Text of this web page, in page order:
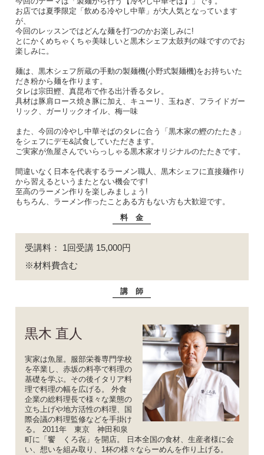
お店では夏季限定「飲める冷やし中華」が大人気となっています
が、
今回のレッスンではどんな麺を打つのかお楽しみに!
とにかくめちゃくちゃ美味しいと黒木シェフ太鼓判の味ですのでお
楽しみに。
麺は、黒木シェフ所蔵の手動の製麺機(小野式製麺機)をお持ちいた
だき粉から麺を作ります。
タレは宗田鰹、真昆布で作る出汁香るタレ。
具材は豚肩ロース焼き豚に加え、キューリ、玉ねぎ、フライドガー
リック、ガーリックオイル、梅一味
また、今回の冷やし中華そばのタレに合う「黒木家の鰹のたたき」
をシェフにデモ&試食していただきます。
ご実家が魚屋さんでいらっしゃる黒木家オリジナルのたたきです。
間違いなく日本を代表するラーメン職人、黒木シェフに直接麺作り
から習えるというまたとない機会です!
至高のラーメン作りを楽しみましょう!
もちろん、ラーメン作ったことある方もない方も大歓迎です。
料 金
受講料： 1回受講 15,000円
※材料費含む
講 師
黒木 直人
実家は魚屋。服部栄養専門学校
を卒業し、赤坂の料亭で料理の
基礎を学ぶ。その後イタリア料
理で料理の幅を広げる。 外食
企業の総料理長で様々な業態の
立ち上げや地方活性の料理、国
際会議の料理監修などを手掛け
る。 2011年 東京 神田和泉
町に「饗 くろ㐂」を開店。 日本全国の食材、生産者様に会
い、想いを組み取り、1杯の様々ならーめんを作り上げる。